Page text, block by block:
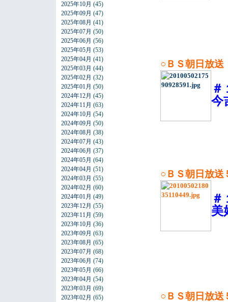
2025年10月 (45)
2025年09月 (47)
2025年08月 (41)
2025年07月 (50)
2025年06月 (56)
2025年05月 (53)
2025年04月 (41)
2025年03月 (44)
2025年02月 (32)
2025年01月 (50)
2024年12月 (45)
2024年11月 (63)
2024年10月 (54)
2024年09月 (50)
2024年08月 (38)
2024年07月 (43)
2024年06月 (37)
2024年05月 (64)
2024年04月 (51)
2024年03月 (55)
2024年02月 (60)
2024年01月 (49)
2023年12月 (55)
2023年11月 (59)
2023年10月 (36)
2023年09月 (63)
2023年08月 (65)
2023年07月 (68)
2023年06月 (74)
2023年05月 (66)
2023年04月 (54)
2023年03月 (69)
2023年02月 (65)
○ＢＳ朝日放
今
○ＢＳ朝日放送
美
○ＢＳ朝日放